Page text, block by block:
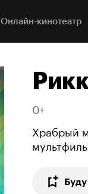
Онлайн-кинотеатр
0+
Храбрый